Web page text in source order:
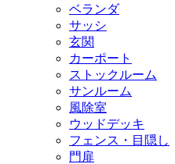
ベランダ
サッシ
玄関
カーポート
ストックルーム
サンルーム
風除室
ウッドデッキ
フェンス・目隠し
門扉